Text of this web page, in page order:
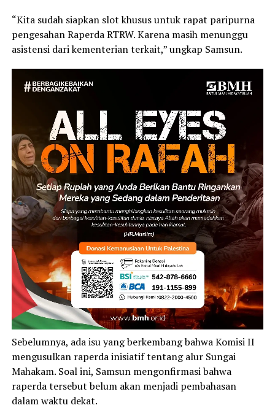
“Kita sudah siapkan slot khusus untuk rapat paripurna
pengesahan Raperda RTRW. Karena masih menunggu
asistensi dari kementerian terkait,” ungkap Samsun.
Sebelumnya, ada isu yang berkembang bahwa Komisi II
mengusulkan raperda inisiatif tentang alur Sungai
Mahakam. Soal ini, Samsun mengonfirmasi bahwa
raperda tersebut belum akan menjadi pembahasan
dalam waktu dekat.